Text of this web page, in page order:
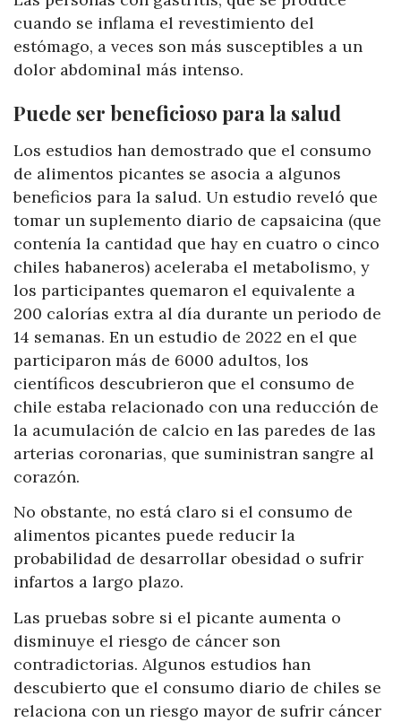
cuando se inflama el revestimiento del
estómago, a veces son más susceptibles a un
dolor abdominal más intenso.
Puede ser beneficioso para la salud
Los estudios han demostrado que el consumo
de alimentos picantes se asocia a algunos
beneficios para la salud. Un estudio reveló que
tomar un suplemento diario de capsaicina (que
contenía la cantidad que hay en cuatro o cinco
chiles habaneros) aceleraba el metabolismo, y
los participantes quemaron el equivalente a
200 calorías extra al día durante un periodo de
14 semanas. En un estudio de 2022 en el que
participaron más de 6000 adultos, los
científicos descubrieron que el consumo de
chile estaba relacionado con una reducción de
la acumulación de calcio en las paredes de las
arterias coronarias, que suministran sangre al
corazón.
No obstante, no está claro si el consumo de
alimentos picantes puede reducir la
probabilidad de desarrollar obesidad o sufrir
infartos a largo plazo.
Las pruebas sobre si el picante aumenta o
disminuye el riesgo de cáncer son
contradictorias. Algunos estudios han
descubierto que el consumo diario de chiles se
relaciona con un riesgo mayor de sufrir cáncer